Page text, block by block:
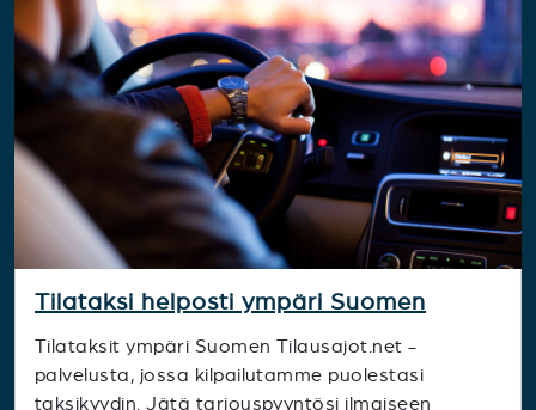
Tilataksi helposti ympäri Suomen
Tilataksit ympäri Suomen Tilausajot.net -
palvelusta, jossa kilpailutamme puolestasi
taksikyydin. Jätä tarjouspyyntösi ilmaiseen